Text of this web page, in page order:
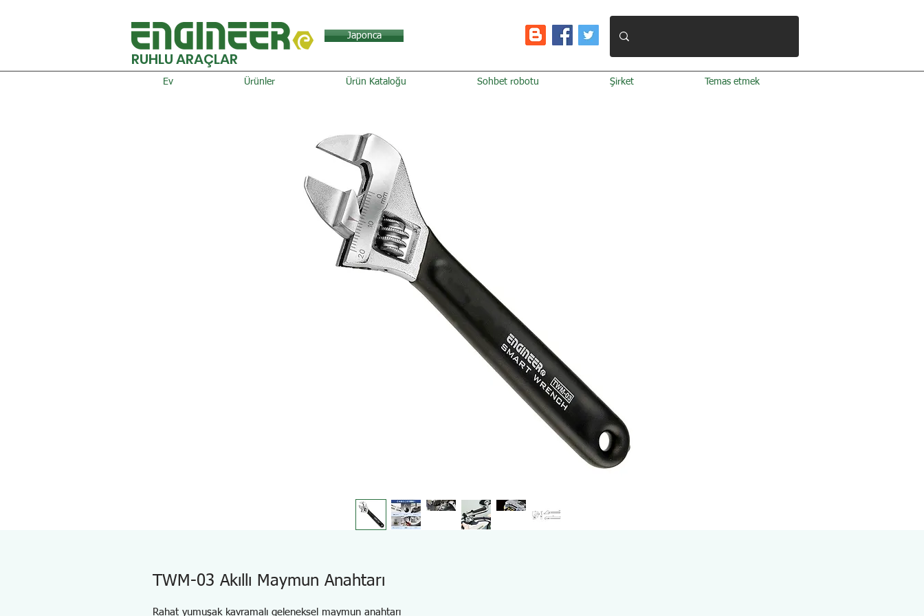
Japonca
RUHLU ARAÇLAR
Ev Ürünler Ürün Kataloğu Sohbet robotu Şirket Temas etmek
TWM-03 Akıllı Maymun Anahtarı
Rahat yumuşak kavramalı geleneksel maymun anahtarı